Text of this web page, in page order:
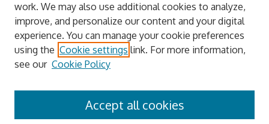
Browse | التصفح
work. We may also use additional cookies to analyze,
improve, and personalize our content and your digital
experience. You can manage your cookie preferences
using the Cookie settings link. For more information,
see our Cookie Policy
Accept all cookies